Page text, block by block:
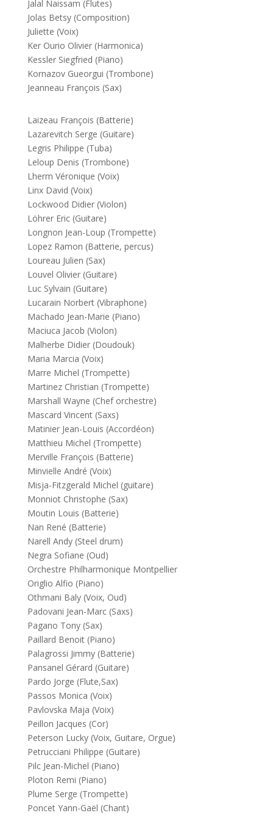
Jalal Naissam (Flutes)
Jolas Betsy (Composition)
Juliette (Voix)
Ker Ourio Olivier (Harmonica)
Kessler Siegfried (Piano)
Kornazov Gueorgui (Trombone)
Jeanneau François (Sax)
Laizeau François (Batterie)
Lazarevitch Serge (Guitare)
Legris Philippe (Tuba)
Leloup Denis (Trombone)
Lherm Véronique (Voix)
Linx David (Voix)
Lockwood Didier (Violon)
Löhrer Eric (Guitare)
Longnon Jean-Loup (Trompette)
Lopez Ramon (Batterie, percus)
Loureau Julien (Sax)
Louvel Olivier (Guitare)
Luc Sylvain (Guitare)
Lucarain Norbert (Vibraphone)
Machado Jean-Marie (Piano)
Maciuca Jacob (Violon)
Malherbe Didier (Doudouk)
Maria Marcia (Voix)
Marre Michel (Trompette)
Martinez Christian (Trompette)
Marshall Wayne (Chef orchestre)
Mascard Vincent (Saxs)
Matinier Jean-Louis (Accordéon)
Matthieu Michel (Trompette)
Merville François (Batterie)
Minvielle André (Voix)
Misja-Fitzgerald Michel (guitare)
Monniot Christophe (Sax)
Moutin Louis (Batterie)
Nan René (Batterie)
Narell Andy (Steel drum)
Negra Sofiane (Oud)
Orchestre Philharmonique Montpellier
Origlio Alfio (Piano)
Othmani Baly (Voix, Oud)
Padovani Jean-Marc (Saxs)
Pagano Tony (Sax)
Paillard Benoit (Piano)
Palagrossi Jimmy (Batterie)
Pansanel Gérard (Guitare)
Pardo Jorge (Flute,Sax)
Passos Monica (Voix)
Pavlovska Maja (Voix)
Peillon Jacques (Cor)
Peterson Lucky (Voix, Guitare, Orgue)
Petrucciani Philippe (Guitare)
Pilc Jean-Michel (Piano)
Ploton Remi (Piano)
Plume Serge (Trompette)
Poncet Yann-Gaël (Chant)